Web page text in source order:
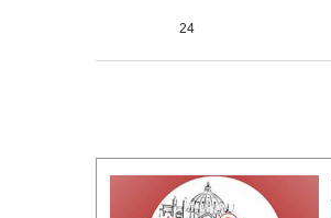
24